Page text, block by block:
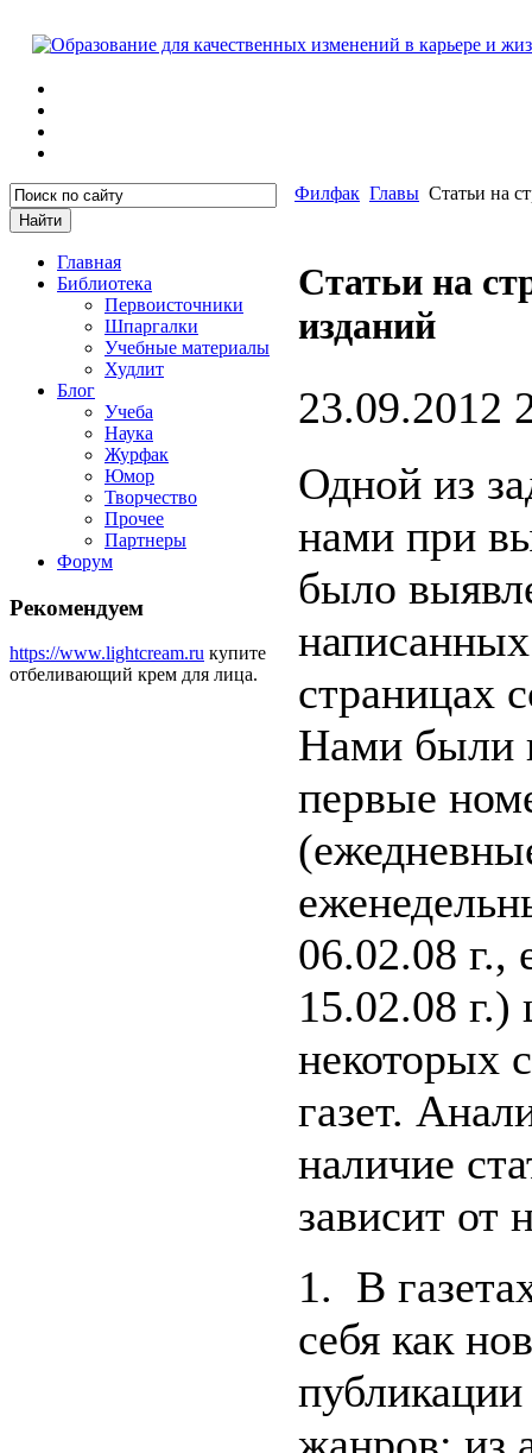
Главная
Библиотека
Первоисточники
Шпаргалки
Учебные материалы
Худлит
Блог
Учеба
Наука
Журфак
Юмор
Творчество
Прочее
Партнеры
Форум
Рекомендуем
https://www.lightcream.ru купите
отбеливающий крем для лица.
Филфак Главы Статьи на
Статьи на
изданий
23.09.2012
Одной из
нами при
было
страницах
Нами были
первые
06.02.08 г.,
15.02.08 г.)
некоторых
газет.
наличие
зависит от
1. В
себя как